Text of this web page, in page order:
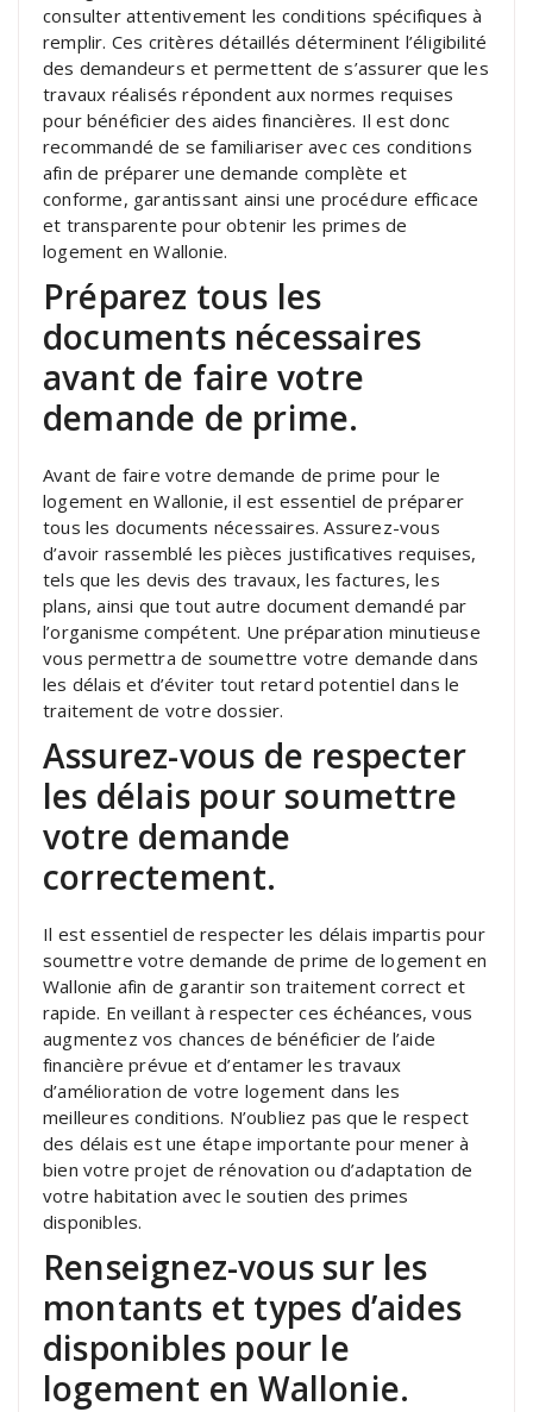
consulter attentivement les conditions spécifiques à
remplir. Ces critères détaillés déterminent l’éligibilité
des demandeurs et permettent de s’assurer que les
travaux réalisés répondent aux normes requises
pour bénéficier des aides financières. Il est donc
recommandé de se familiariser avec ces conditions
afin de préparer une demande complète et
conforme, garantissant ainsi une procédure efficace
et transparente pour obtenir les primes de
logement en Wallonie.
Préparez tous les
documents nécessaires
avant de faire votre
demande de prime.
Avant de faire votre demande de prime pour le
logement en Wallonie, il est essentiel de préparer
tous les documents nécessaires. Assurez-vous
d’avoir rassemblé les pièces justificatives requises,
tels que les devis des travaux, les factures, les
plans, ainsi que tout autre document demandé par
l’organisme compétent. Une préparation minutieuse
vous permettra de soumettre votre demande dans
les délais et d’éviter tout retard potentiel dans le
traitement de votre dossier.
Assurez-vous de respecter
les délais pour soumettre
votre demande
correctement.
Il est essentiel de respecter les délais impartis pour
soumettre votre demande de prime de logement en
Wallonie afin de garantir son traitement correct et
rapide. En veillant à respecter ces échéances, vous
augmentez vos chances de bénéficier de l’aide
financière prévue et d’entamer les travaux
d’amélioration de votre logement dans les
meilleures conditions. N’oubliez pas que le respect
des délais est une étape importante pour mener à
bien votre projet de rénovation ou d’adaptation de
votre habitation avec le soutien des primes
disponibles.
Renseignez-vous sur les
montants et types d’aides
disponibles pour le
logement en Wallonie.